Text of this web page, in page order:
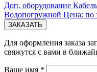
Доп. оборудование
Водопогружной Цена: по
ЗАКАЗАТЬ
Для оформления заказа
свяжутся с вами в
Ваше имя *